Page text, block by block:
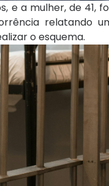
e a mulher, de 41,
relatando
o esquema.